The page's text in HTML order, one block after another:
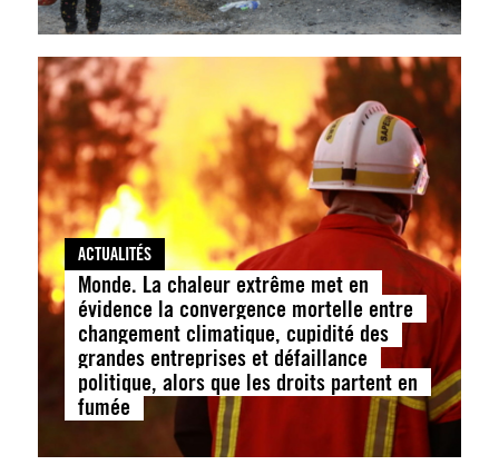
ACTUALITÉS
Monde. La chaleur extrême met en
évidence la convergence mortelle entre
changement climatique, cupidité des
grandes entreprises et défaillance
politique, alors que les droits partent en
fumée